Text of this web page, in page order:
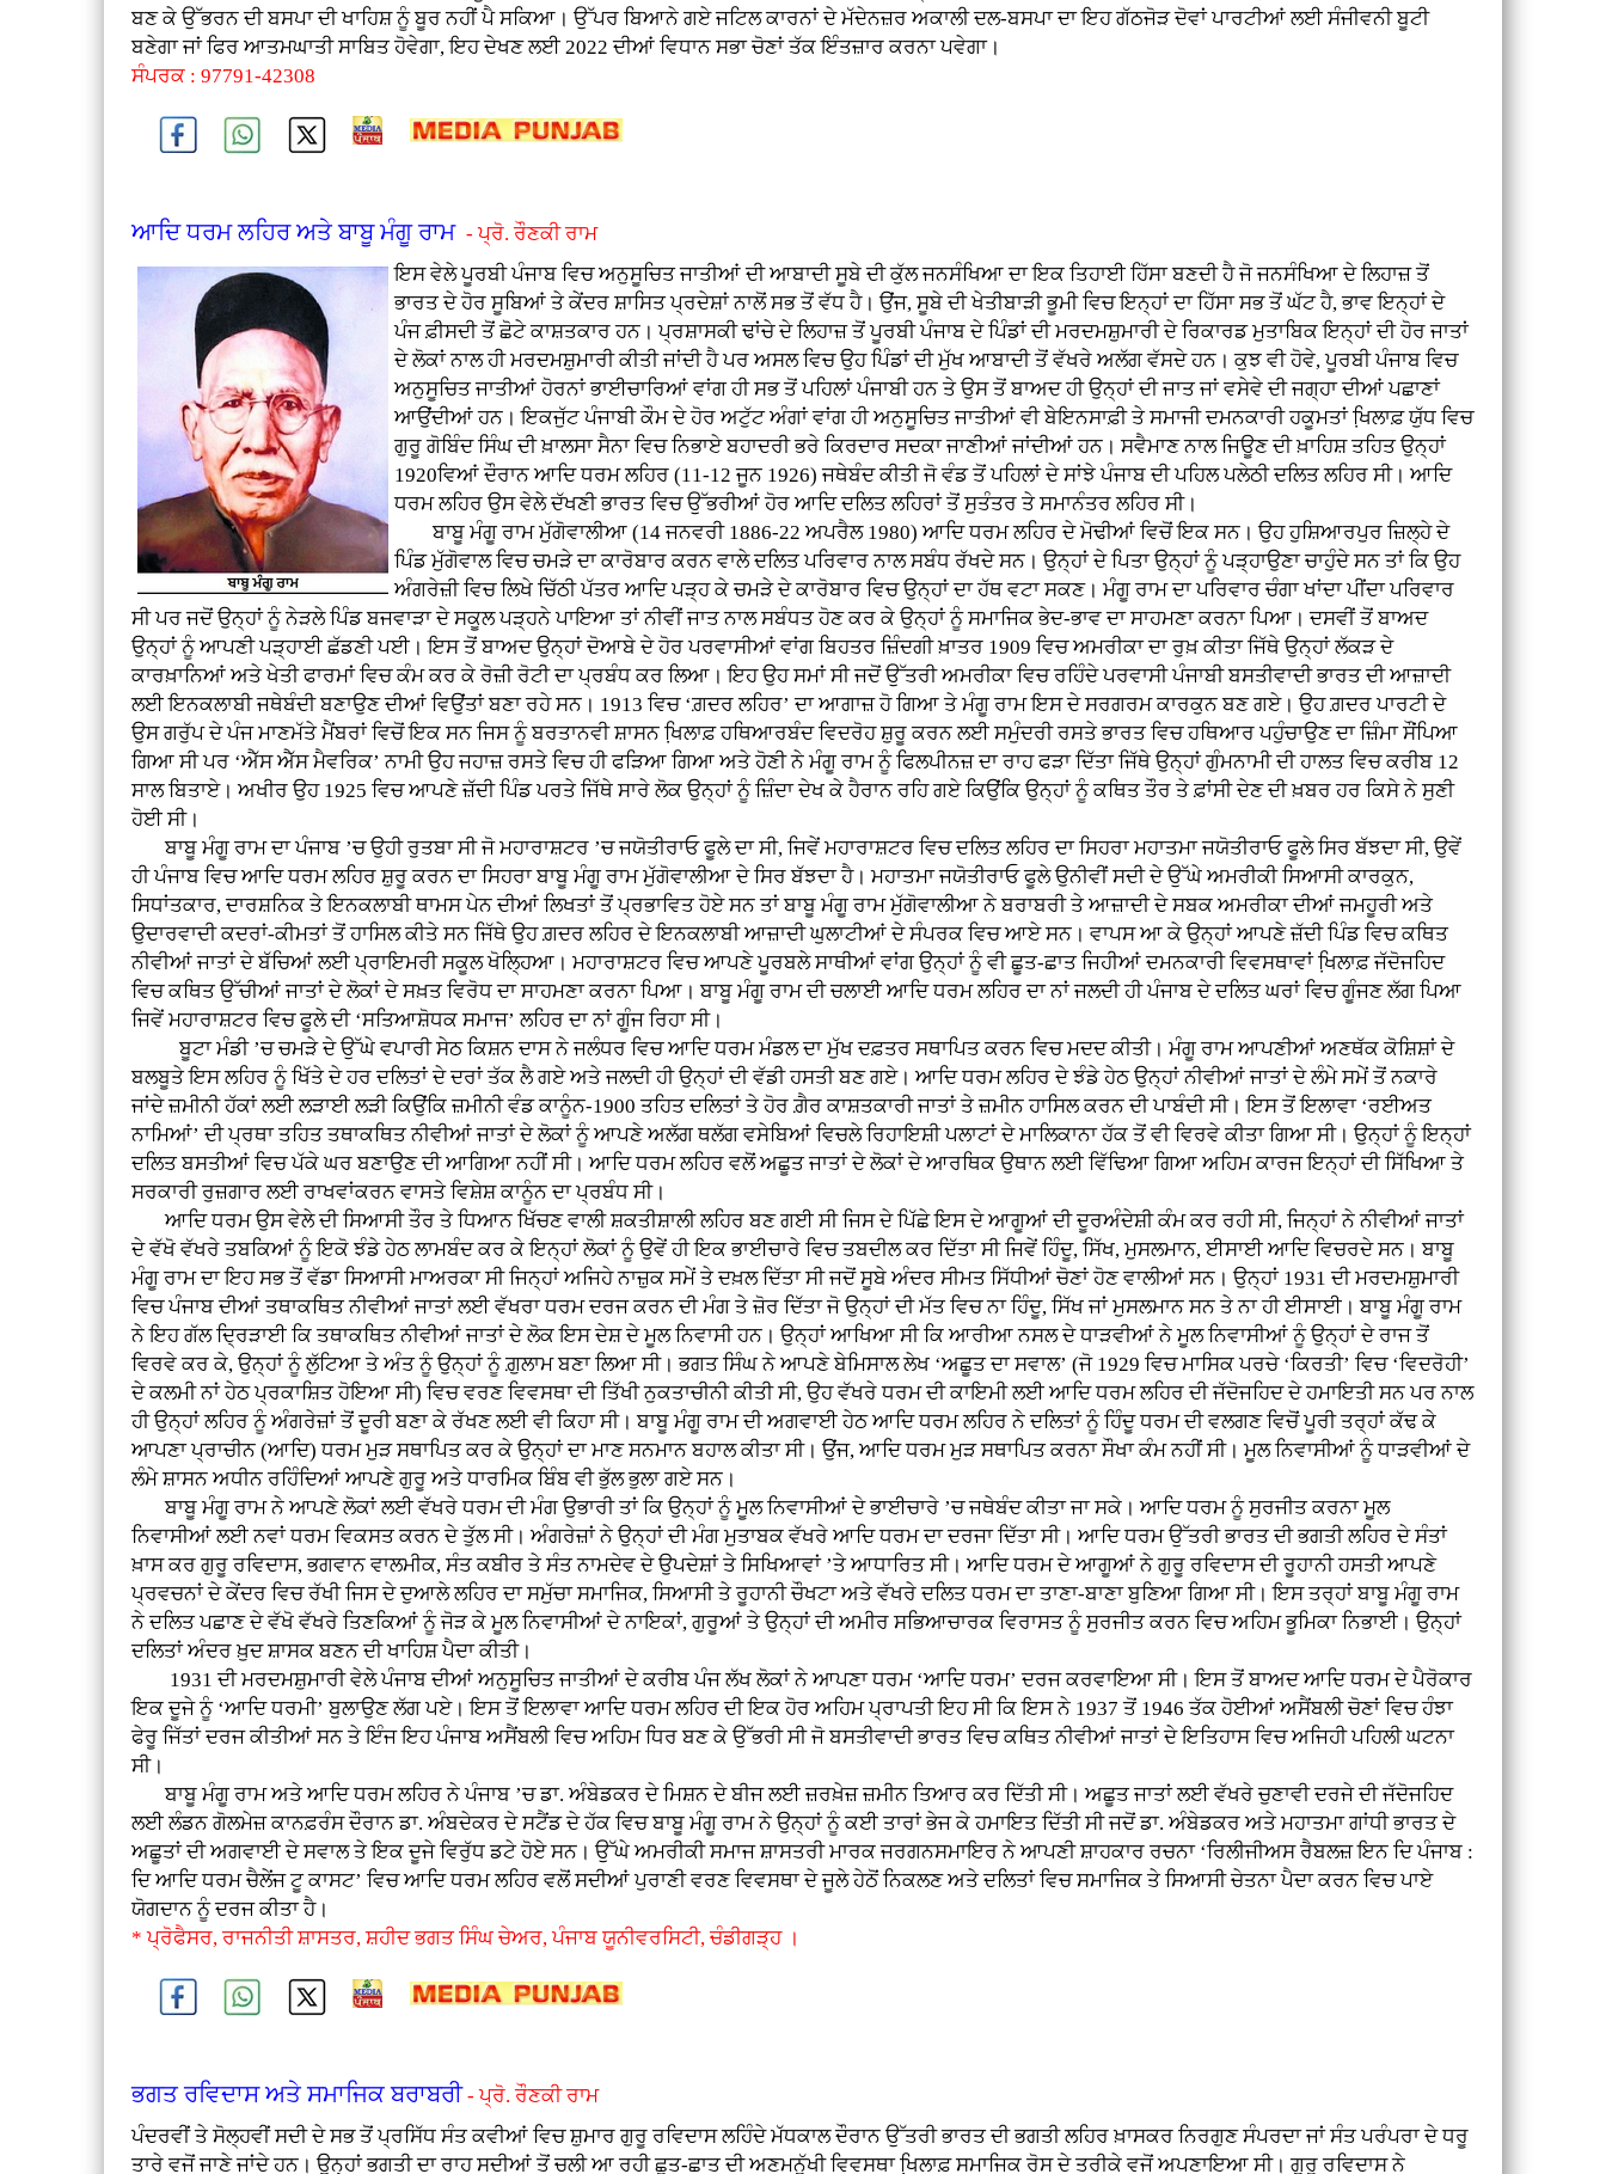
ਬਣ ਕੇ ਉੱਭਰਨ ਦੀ ਬਸਪਾ ਦੀ ਖਾਹਿਸ਼ ਨੂੰ ਬੂਰ ਨਹੀਂ ਪੈ ਸਕਿਆ। ਉੱਪਰ ਬਿਆਨੇ ਗਏ ਜਟਿਲ ਕਾਰਨਾਂ ਦੇ ਮੱਦੇਨਜ਼ਰ ਅਕਾਲੀ ਦਲ-ਬਸਪਾ ਦਾ ਇਹ ਗੱਠਜੋੜ ਦੋਵਾਂ ਪਾਰਟੀਆਂ ਲਈ ਸੰਜੀਵਨੀ ਬੂਟੀ
ਬਣੇਗਾ ਜਾਂ ਫਿਰ ਆਤਮਘਾਤੀ ਸਾਬਿਤ ਹੋਵੇਗਾ, ਇਹ ਦੇਖਣ ਲਈ 2022 ਦੀਆਂ ਵਿਧਾਨ ਸਭਾ ਚੋਣਾਂ ਤੱਕ ਇੰਤਜ਼ਾਰ ਕਰਨਾ ਪਵੇਗਾ।
ਸੰਪਰਕ : 97791-42308
ਆਦਿ ਧਰਮ ਲਹਿਰ ਅਤੇ ਬਾਬੂ ਮੰਗੂ ਰਾਮ - ਪ੍ਰੋ. ਰੌਣਕੀ ਰਾਮ
ਇਸ ਵੇਲੇ ਪੂਰਬੀ ਪੰਜਾਬ ਵਿਚ ਅਨੁਸੂਚਿਤ ਜਾਤੀਆਂ ਦੀ ਆਬਾਦੀ ਸੂਬੇ ਦੀ ਕੁੱਲ ਜਨਸੰਖਿਆ ਦਾ ਇਕ ਤਿਹਾਈ ਹਿੱਸਾ ਬਣਦੀ ਹੈ ਜੋ ਜਨਸੰਖਿਆ ਦੇ ਲਿਹਾਜ਼ ਤੋਂ
ਭਾਰਤ ਦੇ ਹੋਰ ਸੂਬਿਆਂ ਤੇ ਕੇਂਦਰ ਸ਼ਾਸਿਤ ਪ੍ਰਦੇਸ਼ਾਂ ਨਾਲੋਂ ਸਭ ਤੋਂ ਵੱਧ ਹੈ। ਉਂਜ, ਸੂਬੇ ਦੀ ਖੇਤੀਬਾੜੀ ਭੂਮੀ ਵਿਚ ਇਨ੍ਹਾਂ ਦਾ ਹਿੱਸਾ ਸਭ ਤੋਂ ਘੱਟ ਹੈ, ਭਾਵ ਇਨ੍ਹਾਂ ਦੇ
ਪੰਜ ਫ਼ੀਸਦੀ ਤੋਂ ਛੋਟੇ ਕਾਸ਼ਤਕਾਰ ਹਨ। ਪ੍ਰਸ਼ਾਸਕੀ ਢਾਂਚੇ ਦੇ ਲਿਹਾਜ਼ ਤੋਂ ਪੂਰਬੀ ਪੰਜਾਬ ਦੇ ਪਿੰਡਾਂ ਦੀ ਮਰਦਮਸ਼ੁਮਾਰੀ ਦੇ ਰਿਕਾਰਡ ਮੁਤਾਬਿਕ ਇਨ੍ਹਾਂ ਦੀ ਹੋਰ ਜਾਤਾਂ
ਦੇ ਲੋਕਾਂ ਨਾਲ ਹੀ ਮਰਦਮਸ਼ੁਮਾਰੀ ਕੀਤੀ ਜਾਂਦੀ ਹੈ ਪਰ ਅਸਲ ਵਿਚ ਉਹ ਪਿੰਡਾਂ ਦੀ ਮੁੱਖ ਆਬਾਦੀ ਤੋਂ ਵੱਖਰੇ ਅਲੱਗ ਵੱਸਦੇ ਹਨ। ਕੁਝ ਵੀ ਹੋਵੇ, ਪੂਰਬੀ ਪੰਜਾਬ ਵਿਚ
ਅਨੁਸੂਚਿਤ ਜਾਤੀਆਂ ਹੋਰਨਾਂ ਭਾਈਚਾਰਿਆਂ ਵਾਂਗ ਹੀ ਸਭ ਤੋਂ ਪਹਿਲਾਂ ਪੰਜਾਬੀ ਹਨ ਤੇ ਉਸ ਤੋਂ ਬਾਅਦ ਹੀ ਉਨ੍ਹਾਂ ਦੀ ਜਾਤ ਜਾਂ ਵਸੇਵੇ ਦੀ ਜਗ੍ਹਾ ਦੀਆਂ ਪਛਾਣਾਂ
ਆਉਂਦੀਆਂ ਹਨ। ਇਕਜੁੱਟ ਪੰਜਾਬੀ ਕੌਮ ਦੇ ਹੋਰ ਅਟੁੱਟ ਅੰਗਾਂ ਵਾਂਗ ਹੀ ਅਨੁਸੂਚਿਤ ਜਾਤੀਆਂ ਵੀ ਬੇਇਨਸਾਫ਼ੀ ਤੇ ਸਮਾਜੀ ਦਮਨਕਾਰੀ ਹਕੂਮਤਾਂ ਖਿ਼ਲਾਫ਼ ਯੁੱਧ ਵਿਚ
ਗੁਰੂ ਗੋਬਿੰਦ ਸਿੰਘ ਦੀ ਖ਼ਾਲਸਾ ਸੈਨਾ ਵਿਚ ਨਿਭਾਏ ਬਹਾਦਰੀ ਭਰੇ ਕਿਰਦਾਰ ਸਦਕਾ ਜਾਣੀਆਂ ਜਾਂਦੀਆਂ ਹਨ। ਸਵੈਮਾਣ ਨਾਲ ਜਿਊਣ ਦੀ ਖ਼ਾਹਿਸ਼ ਤਹਿਤ ਉਨ੍ਹਾਂ
1920ਵਿਆਂ ਦੌਰਾਨ ਆਦਿ ਧਰਮ ਲਹਿਰ (11-12 ਜੂਨ 1926) ਜਥੇਬੰਦ ਕੀਤੀ ਜੋ ਵੰਡ ਤੋਂ ਪਹਿਲਾਂ ਦੇ ਸਾਂਝੇ ਪੰਜਾਬ ਦੀ ਪਹਿਲ ਪਲੇਠੀ ਦਲਿਤ ਲਹਿਰ ਸੀ। ਆਦਿ
ਧਰਮ ਲਹਿਰ ਉਸ ਵੇਲੇ ਦੱਖਣੀ ਭਾਰਤ ਵਿਚ ਉੱਭਰੀਆਂ ਹੋਰ ਆਦਿ ਦਲਿਤ ਲਹਿਰਾਂ ਤੋਂ ਸੁਤੰਤਰ ਤੇ ਸਮਾਨੰਤਰ ਲਹਿਰ ਸੀ।
ਬਾਬੂ ਮੰਗੂ ਰਾਮ ਮੁੱਗੋਵਾਲੀਆ (14 ਜਨਵਰੀ 1886-22 ਅਪਰੈਲ 1980) ਆਦਿ ਧਰਮ ਲਹਿਰ ਦੇ ਮੋਢੀਆਂ ਵਿਚੋਂ ਇਕ ਸਨ। ਉਹ ਹੁਸ਼ਿਆਰਪੁਰ ਜ਼ਿਲ੍ਹੇ ਦੇ
ਪਿੰਡ ਮੁੱਗੋਵਾਲ ਵਿਚ ਚਮੜੇ ਦਾ ਕਾਰੋਬਾਰ ਕਰਨ ਵਾਲੇ ਦਲਿਤ ਪਰਿਵਾਰ ਨਾਲ ਸਬੰਧ ਰੱਖਦੇ ਸਨ। ਉਨ੍ਹਾਂ ਦੇ ਪਿਤਾ ਉਨ੍ਹਾਂ ਨੂੰ ਪੜ੍ਹਾਉਣਾ ਚਾਹੁੰਦੇ ਸਨ ਤਾਂ ਕਿ ਉਹ
ਅੰਗਰੇਜ਼ੀ ਵਿਚ ਲਿਖੇ ਚਿੱਠੀ ਪੱਤਰ ਆਦਿ ਪੜ੍ਹ ਕੇ ਚਮੜੇ ਦੇ ਕਾਰੋਬਾਰ ਵਿਚ ਉਨ੍ਹਾਂ ਦਾ ਹੱਥ ਵਟਾ ਸਕਣ। ਮੰਗੂ ਰਾਮ ਦਾ ਪਰਿਵਾਰ ਚੰਗਾ ਖਾਂਦਾ ਪੀਂਦਾ ਪਰਿਵਾਰ
ਸੀ ਪਰ ਜਦੋਂ ਉਨ੍ਹਾਂ ਨੂੰ ਨੇੜਲੇ ਪਿੰਡ ਬਜਵਾੜਾ ਦੇ ਸਕੂਲ ਪੜ੍ਹਨੇ ਪਾਇਆ ਤਾਂ ਨੀਵੀਂ ਜਾਤ ਨਾਲ ਸਬੰਧਤ ਹੋਣ ਕਰ ਕੇ ਉਨ੍ਹਾਂ ਨੂੰ ਸਮਾਜਿਕ ਭੇਦ-ਭਾਵ ਦਾ ਸਾਹਮਣਾ ਕਰਨਾ ਪਿਆ। ਦਸਵੀਂ ਤੋਂ ਬਾਅਦ
ਉਨ੍ਹਾਂ ਨੂੰ ਆਪਣੀ ਪੜ੍ਹਾਈ ਛੱਡਣੀ ਪਈ। ਇਸ ਤੋਂ ਬਾਅਦ ਉਨ੍ਹਾਂ ਦੋਆਬੇ ਦੇ ਹੋਰ ਪਰਵਾਸੀਆਂ ਵਾਂਗ ਬਿਹਤਰ ਜ਼ਿੰਦਗੀ ਖ਼ਾਤਰ 1909 ਵਿਚ ਅਮਰੀਕਾ ਦਾ ਰੁਖ਼ ਕੀਤਾ ਜਿੱਥੇ ਉਨ੍ਹਾਂ ਲੱਕੜ ਦੇ
ਕਾਰਖ਼ਾਨਿਆਂ ਅਤੇ ਖੇਤੀ ਫਾਰਮਾਂ ਵਿਚ ਕੰਮ ਕਰ ਕੇ ਰੋਜ਼ੀ ਰੋਟੀ ਦਾ ਪ੍ਰਬੰਧ ਕਰ ਲਿਆ। ਇਹ ਉਹ ਸਮਾਂ ਸੀ ਜਦੋਂ ਉੱਤਰੀ ਅਮਰੀਕਾ ਵਿਚ ਰਹਿੰਦੇ ਪਰਵਾਸੀ ਪੰਜਾਬੀ ਬਸਤੀਵਾਦੀ ਭਾਰਤ ਦੀ ਆਜ਼ਾਦੀ
ਲਈ ਇਨਕਲਾਬੀ ਜਥੇਬੰਦੀ ਬਣਾਉਣ ਦੀਆਂ ਵਿਉਂਤਾਂ ਬਣਾ ਰਹੇ ਸਨ। 1913 ਵਿਚ ‘ਗ਼ਦਰ ਲਹਿਰ’ ਦਾ ਆਗਾਜ਼ ਹੋ ਗਿਆ ਤੇ ਮੰਗੂ ਰਾਮ ਇਸ ਦੇ ਸਰਗਰਮ ਕਾਰਕੁਨ ਬਣ ਗਏ। ਉਹ ਗ਼ਦਰ ਪਾਰਟੀ ਦੇ
ਉਸ ਗਰੁੱਪ ਦੇ ਪੰਜ ਮਾਣਮੱਤੇ ਮੈਂਬਰਾਂ ਵਿਚੋਂ ਇਕ ਸਨ ਜਿਸ ਨੂੰ ਬਰਤਾਨਵੀ ਸ਼ਾਸਨ ਖਿ਼ਲਾਫ਼ ਹਥਿਆਰਬੰਦ ਵਿਦਰੋਹ ਸ਼ੁਰੂ ਕਰਨ ਲਈ ਸਮੁੰਦਰੀ ਰਸਤੇ ਭਾਰਤ ਵਿਚ ਹਥਿਆਰ ਪਹੁੰਚਾਉਣ ਦਾ ਜ਼ਿੰਮਾ ਸੌਂਪਿਆ
ਗਿਆ ਸੀ ਪਰ ‘ਐੱਸ ਐੱਸ ਮੈਵਰਿਕ’ ਨਾਮੀ ਉਹ ਜਹਾਜ਼ ਰਸਤੇ ਵਿਚ ਹੀ ਫੜਿਆ ਗਿਆ ਅਤੇ ਹੋਣੀ ਨੇ ਮੰਗੂ ਰਾਮ ਨੂੰ ਫਿਲਪੀਨਜ਼ ਦਾ ਰਾਹ ਫੜਾ ਦਿੱਤਾ ਜਿੱਥੇ ਉਨ੍ਹਾਂ ਗੁੰਮਨਾਮੀ ਦੀ ਹਾਲਤ ਵਿਚ ਕਰੀਬ 12
ਸਾਲ ਬਿਤਾਏ। ਅਖੀਰ ਉਹ 1925 ਵਿਚ ਆਪਣੇ ਜ਼ੱਦੀ ਪਿੰਡ ਪਰਤੇ ਜਿੱਥੇ ਸਾਰੇ ਲੋਕ ਉਨ੍ਹਾਂ ਨੂੰ ਜ਼ਿੰਦਾ ਦੇਖ ਕੇ ਹੈਰਾਨ ਰਹਿ ਗਏ ਕਿਉਂਕਿ ਉਨ੍ਹਾਂ ਨੂੰ ਕਥਿਤ ਤੌਰ ਤੇ ਫ਼ਾਂਸੀ ਦੇਣ ਦੀ ਖ਼ਬਰ ਹਰ ਕਿਸੇ ਨੇ ਸੁਣੀ
ਹੋਈ ਸੀ।
ਬਾਬੂ ਮੰਗੂ ਰਾਮ ਦਾ ਪੰਜਾਬ ’ਚ ਉਹੀ ਰੁਤਬਾ ਸੀ ਜੋ ਮਹਾਰਾਸ਼ਟਰ ’ਚ ਜਯੋਤੀਰਾਓ ਫੂਲੇ ਦਾ ਸੀ, ਜਿਵੇਂ ਮਹਾਰਾਸ਼ਟਰ ਵਿਚ ਦਲਿਤ ਲਹਿਰ ਦਾ ਸਿਹਰਾ ਮਹਾਤਮਾ ਜਯੋਤੀਰਾਓ ਫੂਲੇ ਸਿਰ ਬੱਝਦਾ ਸੀ, ਉਵੇਂ
ਹੀ ਪੰਜਾਬ ਵਿਚ ਆਦਿ ਧਰਮ ਲਹਿਰ ਸ਼ੁਰੂ ਕਰਨ ਦਾ ਸਿਹਰਾ ਬਾਬੂ ਮੰਗੂ ਰਾਮ ਮੁੱਗੋਵਾਲੀਆ ਦੇ ਸਿਰ ਬੱਝਦਾ ਹੈ। ਮਹਾਤਮਾ ਜਯੋਤੀਰਾਓ ਫੂਲੇ ਉਨੀਵੀਂ ਸਦੀ ਦੇ ਉੱਘੇ ਅਮਰੀਕੀ ਸਿਆਸੀ ਕਾਰਕੁਨ,
ਸਿਧਾਂਤਕਾਰ, ਦਾਰਸ਼ਨਿਕ ਤੇ ਇਨਕਲਾਬੀ ਥਾਮਸ ਪੇਨ ਦੀਆਂ ਲਿਖਤਾਂ ਤੋਂ ਪ੍ਰਭਾਵਿਤ ਹੋਏ ਸਨ ਤਾਂ ਬਾਬੂ ਮੰਗੂ ਰਾਮ ਮੁੱਗੋਵਾਲੀਆ ਨੇ ਬਰਾਬਰੀ ਤੇ ਆਜ਼ਾਦੀ ਦੇ ਸਬਕ ਅਮਰੀਕਾ ਦੀਆਂ ਜਮਹੂਰੀ ਅਤੇ
ਉਦਾਰਵਾਦੀ ਕਦਰਾਂ-ਕੀਮਤਾਂ ਤੋਂ ਹਾਸਿਲ ਕੀਤੇ ਸਨ ਜਿੱਥੇ ਉਹ ਗ਼ਦਰ ਲਹਿਰ ਦੇ ਇਨਕਲਾਬੀ ਆਜ਼ਾਦੀ ਘੁਲਾਟੀਆਂ ਦੇ ਸੰਪਰਕ ਵਿਚ ਆਏ ਸਨ। ਵਾਪਸ ਆ ਕੇ ਉਨ੍ਹਾਂ ਆਪਣੇ ਜ਼ੱਦੀ ਪਿੰਡ ਵਿਚ ਕਥਿਤ
ਨੀਵੀਆਂ ਜਾਤਾਂ ਦੇ ਬੱਚਿਆਂ ਲਈ ਪ੍ਰਾਇਮਰੀ ਸਕੂਲ ਖੋਲ੍ਹਿਆ। ਮਹਾਰਾਸ਼ਟਰ ਵਿਚ ਆਪਣੇ ਪੂਰਬਲੇ ਸਾਥੀਆਂ ਵਾਂਗ ਉਨ੍ਹਾਂ ਨੂੰ ਵੀ ਛੂਤ-ਛਾਤ ਜਿਹੀਆਂ ਦਮਨਕਾਰੀ ਵਿਵਸਥਾਵਾਂ ਖਿ਼ਲਾਫ਼ ਜੱਦੋਜਹਿਦ
ਵਿਚ ਕਥਿਤ ਉੱਚੀਆਂ ਜਾਤਾਂ ਦੇ ਲੋਕਾਂ ਦੇ ਸਖ਼ਤ ਵਿਰੋਧ ਦਾ ਸਾਹਮਣਾ ਕਰਨਾ ਪਿਆ। ਬਾਬੂ ਮੰਗੂ ਰਾਮ ਦੀ ਚਲਾਈ ਆਦਿ ਧਰਮ ਲਹਿਰ ਦਾ ਨਾਂ ਜਲਦੀ ਹੀ ਪੰਜਾਬ ਦੇ ਦਲਿਤ ਘਰਾਂ ਵਿਚ ਗੂੰਜਣ ਲੱਗ ਪਿਆ
ਜਿਵੇਂ ਮਹਾਰਾਸ਼ਟਰ ਵਿਚ ਫੂਲੇ ਦੀ ‘ਸਤਿਆਸ਼ੋਧਕ ਸਮਾਜ’ ਲਹਿਰ ਦਾ ਨਾਂ ਗੂੰਜ ਰਿਹਾ ਸੀ।
ਬੂਟਾ ਮੰਡੀ ’ਚ ਚਮੜੇ ਦੇ ਉੱਘੇ ਵਪਾਰੀ ਸੇਠ ਕਿਸ਼ਨ ਦਾਸ ਨੇ ਜਲੰਧਰ ਵਿਚ ਆਦਿ ਧਰਮ ਮੰਡਲ ਦਾ ਮੁੱਖ ਦਫ਼ਤਰ ਸਥਾਪਿਤ ਕਰਨ ਵਿਚ ਮਦਦ ਕੀਤੀ। ਮੰਗੂ ਰਾਮ ਆਪਣੀਆਂ ਅਣਥੱਕ ਕੋਸ਼ਿਸ਼ਾਂ ਦੇ
ਬਲਬੂਤੇ ਇਸ ਲਹਿਰ ਨੂੰ ਖਿੱਤੇ ਦੇ ਹਰ ਦਲਿਤਾਂ ਦੇ ਦਰਾਂ ਤੱਕ ਲੈ ਗਏ ਅਤੇ ਜਲਦੀ ਹੀ ਉਨ੍ਹਾਂ ਦੀ ਵੱਡੀ ਹਸਤੀ ਬਣ ਗਏ। ਆਦਿ ਧਰਮ ਲਹਿਰ ਦੇ ਝੰਡੇ ਹੇਠ ਉਨ੍ਹਾਂ ਨੀਵੀਆਂ ਜਾਤਾਂ ਦੇ ਲੰਮੇ ਸਮੇਂ ਤੋਂ ਨਕਾਰੇ
ਜਾਂਦੇ ਜ਼ਮੀਨੀ ਹੱਕਾਂ ਲਈ ਲੜਾਈ ਲੜੀ ਕਿਉਂਕਿ ਜ਼ਮੀਨੀ ਵੰਡ ਕਾਨੂੰਨ-1900 ਤਹਿਤ ਦਲਿਤਾਂ ਤੇ ਹੋਰ ਗ਼ੈਰ ਕਾਸ਼ਤਕਾਰੀ ਜਾਤਾਂ ਤੇ ਜ਼ਮੀਨ ਹਾਸਿਲ ਕਰਨ ਦੀ ਪਾਬੰਦੀ ਸੀ। ਇਸ ਤੋਂ ਇਲਾਵਾ ‘ਰਈਅਤ
ਨਾਮਿਆਂ’ ਦੀ ਪ੍ਰਥਾ ਤਹਿਤ ਤਥਾਕਥਿਤ ਨੀਵੀਆਂ ਜਾਤਾਂ ਦੇ ਲੋਕਾਂ ਨੂੰ ਆਪਣੇ ਅਲੱਗ ਥਲੱਗ ਵਸੇਬਿਆਂ ਵਿਚਲੇ ਰਿਹਾਇਸ਼ੀ ਪਲਾਟਾਂ ਦੇ ਮਾਲਿਕਾਨਾ ਹੱਕ ਤੋਂ ਵੀ ਵਿਰਵੇ ਕੀਤਾ ਗਿਆ ਸੀ। ਉਨ੍ਹਾਂ ਨੂੰ ਇਨ੍ਹਾਂ
ਦਲਿਤ ਬਸਤੀਆਂ ਵਿਚ ਪੱਕੇ ਘਰ ਬਣਾਉਣ ਦੀ ਆਗਿਆ ਨਹੀਂ ਸੀ। ਆਦਿ ਧਰਮ ਲਹਿਰ ਵਲੋਂ ਅਛੂਤ ਜਾਤਾਂ ਦੇ ਲੋਕਾਂ ਦੇ ਆਰਥਿਕ ਉਥਾਨ ਲਈ ਵਿੱਢਿਆ ਗਿਆ ਅਹਿਮ ਕਾਰਜ ਇਨ੍ਹਾਂ ਦੀ ਸਿੱਖਿਆ ਤੇ
ਸਰਕਾਰੀ ਰੁਜ਼ਗਾਰ ਲਈ ਰਾਖਵਾਂਕਰਨ ਵਾਸਤੇ ਵਿਸ਼ੇਸ਼ ਕਾਨੂੰਨ ਦਾ ਪ੍ਰਬੰਧ ਸੀ।
ਆਦਿ ਧਰਮ ਉਸ ਵੇਲੇ ਦੀ ਸਿਆਸੀ ਤੌਰ ਤੇ ਧਿਆਨ ਖਿੱਚਣ ਵਾਲੀ ਸ਼ਕਤੀਸ਼ਾਲੀ ਲਹਿਰ ਬਣ ਗਈ ਸੀ ਜਿਸ ਦੇ ਪਿੱਛੇ ਇਸ ਦੇ ਆਗੂਆਂ ਦੀ ਦੂਰਅੰਦੇਸ਼ੀ ਕੰਮ ਕਰ ਰਹੀ ਸੀ, ਜਿਨ੍ਹਾਂ ਨੇ ਨੀਵੀਆਂ ਜਾਤਾਂ
ਦੇ ਵੱਖੋ ਵੱਖਰੇ ਤਬਕਿਆਂ ਨੂੰ ਇਕੋ ਝੰਡੇ ਹੇਠ ਲਾਮਬੰਦ ਕਰ ਕੇ ਇਨ੍ਹਾਂ ਲੋਕਾਂ ਨੂੰ ਉਵੇਂ ਹੀ ਇਕ ਭਾਈਚਾਰੇ ਵਿਚ ਤਬਦੀਲ ਕਰ ਦਿੱਤਾ ਸੀ ਜਿਵੇਂ ਹਿੰਦੂ, ਸਿੱਖ, ਮੁਸਲਮਾਨ, ਈਸਾਈ ਆਦਿ ਵਿਚਰਦੇ ਸਨ। ਬਾਬੂ
ਮੰਗੂ ਰਾਮ ਦਾ ਇਹ ਸਭ ਤੋਂ ਵੱਡਾ ਸਿਆਸੀ ਮਾਅਰਕਾ ਸੀ ਜਿਨ੍ਹਾਂ ਅਜਿਹੇ ਨਾਜ਼ੁਕ ਸਮੇਂ ਤੇ ਦਖ਼ਲ ਦਿੱਤਾ ਸੀ ਜਦੋਂ ਸੂਬੇ ਅੰਦਰ ਸੀਮਤ ਸਿੱਧੀਆਂ ਚੋਣਾਂ ਹੋਣ ਵਾਲੀਆਂ ਸਨ। ਉਨ੍ਹਾਂ 1931 ਦੀ ਮਰਦਮਸ਼ੁਮਾਰੀ
ਵਿਚ ਪੰਜਾਬ ਦੀਆਂ ਤਥਾਕਥਿਤ ਨੀਵੀਆਂ ਜਾਤਾਂ ਲਈ ਵੱਖਰਾ ਧਰਮ ਦਰਜ ਕਰਨ ਦੀ ਮੰਗ ਤੇ ਜ਼ੋਰ ਦਿੱਤਾ ਜੋ ਉਨ੍ਹਾਂ ਦੀ ਮੱਤ ਵਿਚ ਨਾ ਹਿੰਦੂ, ਸਿੱਖ ਜਾਂ ਮੁਸਲਮਾਨ ਸਨ ਤੇ ਨਾ ਹੀ ਈਸਾਈ। ਬਾਬੂ ਮੰਗੂ ਰਾਮ
ਨੇ ਇਹ ਗੱਲ ਦ੍ਰਿੜਾਈ ਕਿ ਤਥਾਕਥਿਤ ਨੀਵੀਆਂ ਜਾਤਾਂ ਦੇ ਲੋਕ ਇਸ ਦੇਸ਼ ਦੇ ਮੂਲ ਨਿਵਾਸੀ ਹਨ। ਉਨ੍ਹਾਂ ਆਖਿਆ ਸੀ ਕਿ ਆਰੀਆ ਨਸਲ ਦੇ ਧਾੜਵੀਆਂ ਨੇ ਮੂਲ ਨਿਵਾਸੀਆਂ ਨੂੰ ਉਨ੍ਹਾਂ ਦੇ ਰਾਜ ਤੋਂ
ਵਿਰਵੇ ਕਰ ਕੇ, ਉਨ੍ਹਾਂ ਨੂੰ ਲੁੱਟਿਆ ਤੇ ਅੰਤ ਨੂੰ ਉਨ੍ਹਾਂ ਨੂੰ ਗ਼ੁਲਾਮ ਬਣਾ ਲਿਆ ਸੀ। ਭਗਤ ਸਿੰਘ ਨੇ ਆਪਣੇ ਬੇਮਿਸਾਲ ਲੇਖ ‘ਅਛੂਤ ਦਾ ਸਵਾਲ’ (ਜੋ 1929 ਵਿਚ ਮਾਸਿਕ ਪਰਚੇ ‘ਕਿਰਤੀ’ ਵਿਚ ‘ਵਿਦਰੋਹੀ’
ਦੇ ਕਲਮੀ ਨਾਂ ਹੇਠ ਪ੍ਰਕਾਸ਼ਿਤ ਹੋਇਆ ਸੀ) ਵਿਚ ਵਰਣ ਵਿਵਸਥਾ ਦੀ ਤਿੱਖੀ ਨੁਕਤਾਚੀਨੀ ਕੀਤੀ ਸੀ, ਉਹ ਵੱਖਰੇ ਧਰਮ ਦੀ ਕਾਇਮੀ ਲਈ ਆਦਿ ਧਰਮ ਲਹਿਰ ਦੀ ਜੱਦੋਜਹਿਦ ਦੇ ਹਮਾਇਤੀ ਸਨ ਪਰ ਨਾਲ
ਹੀ ਉਨ੍ਹਾਂ ਲਹਿਰ ਨੂੰ ਅੰਗਰੇਜ਼ਾਂ ਤੋਂ ਦੂਰੀ ਬਣਾ ਕੇ ਰੱਖਣ ਲਈ ਵੀ ਕਿਹਾ ਸੀ। ਬਾਬੂ ਮੰਗੂ ਰਾਮ ਦੀ ਅਗਵਾਈ ਹੇਠ ਆਦਿ ਧਰਮ ਲਹਿਰ ਨੇ ਦਲਿਤਾਂ ਨੂੰ ਹਿੰਦੂ ਧਰਮ ਦੀ ਵਲਗਣ ਵਿਚੋਂ ਪੂਰੀ ਤਰ੍ਹਾਂ ਕੱਢ ਕੇ
ਆਪਣਾ ਪ੍ਰਾਚੀਨ (ਆਦਿ) ਧਰਮ ਮੁੜ ਸਥਾਪਿਤ ਕਰ ਕੇ ਉਨ੍ਹਾਂ ਦਾ ਮਾਣ ਸਨਮਾਨ ਬਹਾਲ ਕੀਤਾ ਸੀ। ਉਂਜ, ਆਦਿ ਧਰਮ ਮੁੜ ਸਥਾਪਿਤ ਕਰਨਾ ਸੌਖਾ ਕੰਮ ਨਹੀਂ ਸੀ। ਮੂਲ ਨਿਵਾਸੀਆਂ ਨੂੰ ਧਾੜਵੀਆਂ ਦੇ
ਲੰਮੇ ਸ਼ਾਸਨ ਅਧੀਨ ਰਹਿੰਦਿਆਂ ਆਪਣੇ ਗੁਰੂ ਅਤੇ ਧਾਰਮਿਕ ਬਿੰਬ ਵੀ ਭੁੱਲ ਭੁਲਾ ਗਏ ਸਨ।
ਬਾਬੂ ਮੰਗੂ ਰਾਮ ਨੇ ਆਪਣੇ ਲੋਕਾਂ ਲਈ ਵੱਖਰੇ ਧਰਮ ਦੀ ਮੰਗ ਉਭਾਰੀ ਤਾਂ ਕਿ ਉਨ੍ਹਾਂ ਨੂੰ ਮੂਲ ਨਿਵਾਸੀਆਂ ਦੇ ਭਾਈਚਾਰੇ ’ਚ ਜਥੇਬੰਦ ਕੀਤਾ ਜਾ ਸਕੇ। ਆਦਿ ਧਰਮ ਨੂੰ ਸੁਰਜੀਤ ਕਰਨਾ ਮੂਲ
ਨਿਵਾਸੀਆਂ ਲਈ ਨਵਾਂ ਧਰਮ ਵਿਕਸਤ ਕਰਨ ਦੇ ਤੁੱਲ ਸੀ। ਅੰਗਰੇਜ਼ਾਂ ਨੇ ਉਨ੍ਹਾਂ ਦੀ ਮੰਗ ਮੁਤਾਬਕ ਵੱਖਰੇ ਆਦਿ ਧਰਮ ਦਾ ਦਰਜਾ ਦਿੱਤਾ ਸੀ। ਆਦਿ ਧਰਮ ਉੱਤਰੀ ਭਾਰਤ ਦੀ ਭਗਤੀ ਲਹਿਰ ਦੇ ਸੰਤਾਂ
ਖ਼ਾਸ ਕਰ ਗੁਰੂ ਰਵਿਦਾਸ, ਭਗਵਾਨ ਵਾਲਮੀਕ, ਸੰਤ ਕਬੀਰ ਤੇ ਸੰਤ ਨਾਮਦੇਵ ਦੇ ਉਪਦੇਸ਼ਾਂ ਤੇ ਸਿਖਿਆਵਾਂ ’ਤੇ ਆਧਾਰਿਤ ਸੀ। ਆਦਿ ਧਰਮ ਦੇ ਆਗੂਆਂ ਨੇ ਗੁਰੂ ਰਵਿਦਾਸ ਦੀ ਰੂਹਾਨੀ ਹਸਤੀ ਆਪਣੇ
ਪ੍ਰਵਚਨਾਂ ਦੇ ਕੇਂਦਰ ਵਿਚ ਰੱਖੀ ਜਿਸ ਦੇ ਦੁਆਲੇ ਲਹਿਰ ਦਾ ਸਮੁੱਚਾ ਸਮਾਜਿਕ, ਸਿਆਸੀ ਤੇ ਰੂਹਾਨੀ ਚੌਖਟਾ ਅਤੇ ਵੱਖਰੇ ਦਲਿਤ ਧਰਮ ਦਾ ਤਾਣਾ-ਬਾਣਾ ਬੁਣਿਆ ਗਿਆ ਸੀ। ਇਸ ਤਰ੍ਹਾਂ ਬਾਬੂ ਮੰਗੂ ਰਾਮ
ਨੇ ਦਲਿਤ ਪਛਾਣ ਦੇ ਵੱਖੋ ਵੱਖਰੇ ਤਿਣਕਿਆਂ ਨੂੰ ਜੋੜ ਕੇ ਮੂਲ ਨਿਵਾਸੀਆਂ ਦੇ ਨਾਇਕਾਂ, ਗੁਰੂਆਂ ਤੇ ਉਨ੍ਹਾਂ ਦੀ ਅਮੀਰ ਸਭਿਆਚਾਰਕ ਵਿਰਾਸਤ ਨੂੰ ਸੁਰਜੀਤ ਕਰਨ ਵਿਚ ਅਹਿਮ ਭੂਮਿਕਾ ਨਿਭਾਈ। ਉਨ੍ਹਾਂ
ਦਲਿਤਾਂ ਅੰਦਰ ਖ਼ੁਦ ਸ਼ਾਸਕ ਬਣਨ ਦੀ ਖਾਹਿਸ਼ ਪੈਦਾ ਕੀਤੀ।
1931 ਦੀ ਮਰਦਮਸ਼ੁਮਾਰੀ ਵੇਲੇ ਪੰਜਾਬ ਦੀਆਂ ਅਨੁਸੂਚਿਤ ਜਾਤੀਆਂ ਦੇ ਕਰੀਬ ਪੰਜ ਲੱਖ ਲੋਕਾਂ ਨੇ ਆਪਣਾ ਧਰਮ ‘ਆਦਿ ਧਰਮ’ ਦਰਜ ਕਰਵਾਇਆ ਸੀ। ਇਸ ਤੋਂ ਬਾਅਦ ਆਦਿ ਧਰਮ ਦੇ ਪੈਰੋਕਾਰ
ਇਕ ਦੂਜੇ ਨੂੰ ‘ਆਦਿ ਧਰਮੀ’ ਬੁਲਾਉਣ ਲੱਗ ਪਏ। ਇਸ ਤੋਂ ਇਲਾਵਾ ਆਦਿ ਧਰਮ ਲਹਿਰ ਦੀ ਇਕ ਹੋਰ ਅਹਿਮ ਪ੍ਰਾਪਤੀ ਇਹ ਸੀ ਕਿ ਇਸ ਨੇ 1937 ਤੋਂ 1946 ਤੱਕ ਹੋਈਆਂ ਅਸੈਂਬਲੀ ਚੋਣਾਂ ਵਿਚ ਹੰਝਾ
ਫੇਰੂ ਜਿੱਤਾਂ ਦਰਜ ਕੀਤੀਆਂ ਸਨ ਤੇ ਇੰਜ ਇਹ ਪੰਜਾਬ ਅਸੈਂਬਲੀ ਵਿਚ ਅਹਿਮ ਧਿਰ ਬਣ ਕੇ ਉੱਭਰੀ ਸੀ ਜੋ ਬਸਤੀਵਾਦੀ ਭਾਰਤ ਵਿਚ ਕਥਿਤ ਨੀਵੀਆਂ ਜਾਤਾਂ ਦੇ ਇਤਿਹਾਸ ਵਿਚ ਅਜਿਹੀ ਪਹਿਲੀ ਘਟਨਾ
ਸੀ।
ਬਾਬੂ ਮੰਗੂ ਰਾਮ ਅਤੇ ਆਦਿ ਧਰਮ ਲਹਿਰ ਨੇ ਪੰਜਾਬ ’ਚ ਡਾ. ਅੰਬੇਡਕਰ ਦੇ ਮਿਸ਼ਨ ਦੇ ਬੀਜ ਲਈ ਜ਼ਰਖ਼ੇਜ਼ ਜ਼ਮੀਨ ਤਿਆਰ ਕਰ ਦਿੱਤੀ ਸੀ। ਅਛੂਤ ਜਾਤਾਂ ਲਈ ਵੱਖਰੇ ਚੁਣਾਵੀ ਦਰਜੇ ਦੀ ਜੱਦੋਜਹਿਦ
ਲਈ ਲੰਡਨ ਗੋਲਮੇਜ਼ ਕਾਨਫ਼ਰੰਸ ਦੌਰਾਨ ਡਾ. ਅੰਬਦੇਕਰ ਦੇ ਸਟੈਂਡ ਦੇ ਹੱਕ ਵਿਚ ਬਾਬੂ ਮੰਗੂ ਰਾਮ ਨੇ ਉਨ੍ਹਾਂ ਨੂੰ ਕਈ ਤਾਰਾਂ ਭੇਜ ਕੇ ਹਮਾਇਤ ਦਿੱਤੀ ਸੀ ਜਦੋਂ ਡਾ. ਅੰਬੇਡਕਰ ਅਤੇ ਮਹਾਤਮਾ ਗਾਂਧੀ ਭਾਰਤ ਦੇ
ਅਛੂਤਾਂ ਦੀ ਅਗਵਾਈ ਦੇ ਸਵਾਲ ਤੇ ਇਕ ਦੂਜੇ ਵਿਰੁੱਧ ਡਟੇ ਹੋਏ ਸਨ। ਉੱਘੇ ਅਮਰੀਕੀ ਸਮਾਜ ਸ਼ਾਸਤਰੀ ਮਾਰਕ ਜਰਗਨਸਮਾਇਰ ਨੇ ਆਪਣੀ ਸ਼ਾਹਕਾਰ ਰਚਨਾ ‘ਰਿਲੀਜੀਅਸ ਰੈਬਲਜ਼ ਇਨ ਦਿ ਪੰਜਾਬ :
ਦਿ ਆਦਿ ਧਰਮ ਚੈਲੇਂਜ ਟੂ ਕਾਸਟ’ ਵਿਚ ਆਦਿ ਧਰਮ ਲਹਿਰ ਵਲੋਂ ਸਦੀਆਂ ਪੁਰਾਣੀ ਵਰਣ ਵਿਵਸਥਾ ਦੇ ਜੂਲੇ ਹੇਠੋਂ ਨਿਕਲਣ ਅਤੇ ਦਲਿਤਾਂ ਵਿਚ ਸਮਾਜਿਕ ਤੇ ਸਿਆਸੀ ਚੇਤਨਾ ਪੈਦਾ ਕਰਨ ਵਿਚ ਪਾਏ
ਯੋਗਦਾਨ ਨੂੰ ਦਰਜ ਕੀਤਾ ਹੈ।
* ਪ੍ਰੋਫੈਸਰ, ਰਾਜਨੀਤੀ ਸ਼ਾਸਤਰ, ਸ਼ਹੀਦ ਭਗਤ ਸਿੰਘ ਚੇਅਰ, ਪੰਜਾਬ ਯੂਨੀਵਰਸਿਟੀ, ਚੰਡੀਗੜ੍ਹ ।
ਭਗਤ ਰਵਿਦਾਸ ਅਤੇ ਸਮਾਜਿਕ ਬਰਾਬਰੀ- ਪ੍ਰੋ. ਰੌਣਕੀ ਰਾਮ
ਪੰਦਰਵੀਂ ਤੇ ਸੋਲ੍ਹਵੀਂ ਸਦੀ ਦੇ ਸਭ ਤੋਂ ਪ੍ਰਸਿੱਧ ਸੰਤ ਕਵੀਆਂ ਵਿਚ ਸ਼ੁਮਾਰ ਗੁਰੂ ਰਵਿਦਾਸ ਲਹਿੰਦੇ ਮੱਧਕਾਲ ਦੌਰਾਨ ਉੱਤਰੀ ਭਾਰਤ ਦੀ ਭਗਤੀ ਲਹਿਰ ਖ਼ਾਸਕਰ ਨਿਰਗੁਣ ਸੰਪਰਦਾ ਜਾਂ ਸੰਤ ਪਰੰਪਰਾ ਦੇ ਧਰੂ
ਤਾਰੇ ਵਜੋਂ ਜਾਣੇ ਜਾਂਦੇ ਹਨ। ਉਨ੍ਹਾਂ ਭਗਤੀ ਦਾ ਰਾਹ ਸਦੀਆਂ ਤੋਂ ਚਲੀ ਆ ਰਹੀ ਛੂਤ-ਛਾਤ ਦੀ ਅਣਮਨੁੱਖੀ ਵਿਵਸਥਾ ਖਿ਼ਲਾਫ਼ ਸਮਾਜਿਕ ਰੋਸ ਦੇ ਤਰੀਕੇ ਵਜੋਂ ਅਪਣਾਇਆ ਸੀ। ਗੁਰੂ ਰਵਿਦਾਸ ਨੇ